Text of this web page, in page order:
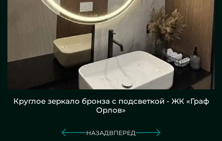
Круглое зеркало бронза с подсветкой - ЖК «Граф
Орлов»
НАЗАД ВПЕРЕД